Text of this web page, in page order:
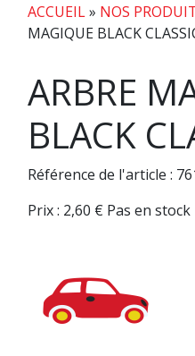
ACCUEIL» NOS
MAGIQUE BLACK
ARBRE
BLACK
Référence de l'article :
Prix : 2,60 € Pas en stock